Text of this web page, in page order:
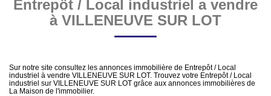
ESTIMATION
Estimer Vendre
Biens Vendus
Budget max Plus de critères
Entrepôt / Local industriel a vendre
à VILLENEUVE SUR LOT
Sur notre site consultez les annonces immobilière de Entrepôt / Local
industriel à vendre VILLENEUVE SUR LOT. Trouvez votre Entrepôt / Local
industriel sur VILLENEUVE SUR LOT grâce aux annonces immobilières de
La Maison de l'immobilier.